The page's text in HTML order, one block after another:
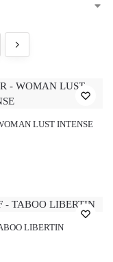
LUST INTENSE
LIBERTIN